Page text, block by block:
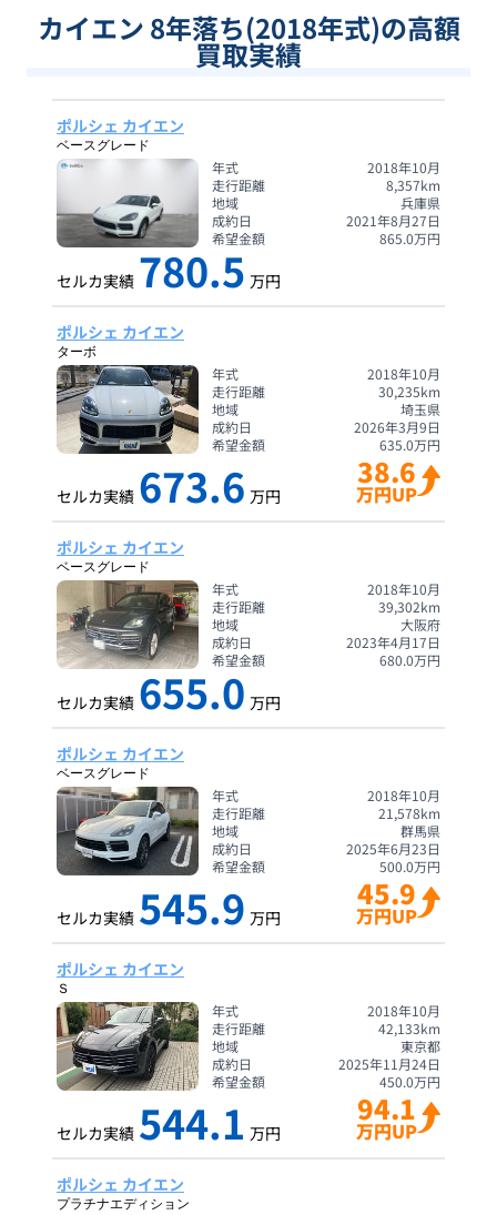
カイエン 8年落ち(2018年式)の高額
買取実績
ポルシェ カイエン
ベースグレード
年式
2018年10月
走行距離
8,357km
地域
兵庫県
成約日
2021年8月27日
希望金額
865.0万円
セルカ実績 780.5 万円
ポルシェ カイエン
ターボ
年式
2018年10月
走行距離
30,235km
地域
埼玉県
成約日
2026年3月9日
希望金額
635.0万円
セルカ実績 673.6 万円
38.6
万円UP
ポルシェ カイエン
ベースグレード
年式
2018年10月
走行距離
39,302km
地域
大阪府
成約日
2023年4月17日
希望金額
680.0万円
セルカ実績 655.0 万円
ポルシェ カイエン
ベースグレード
年式
2018年10月
走行距離
21,578km
地域
群馬県
成約日
2025年6月23日
希望金額
500.0万円
セルカ実績 545.9 万円
45.9
万円UP
ポルシェ カイエン
Ｓ
年式
2018年10月
走行距離
42,133km
地域
東京都
成約日
2025年11月24日
希望金額
450.0万円
セルカ実績 544.1 万円
94.1
万円UP
ポルシェ カイエン
プラチナエディション